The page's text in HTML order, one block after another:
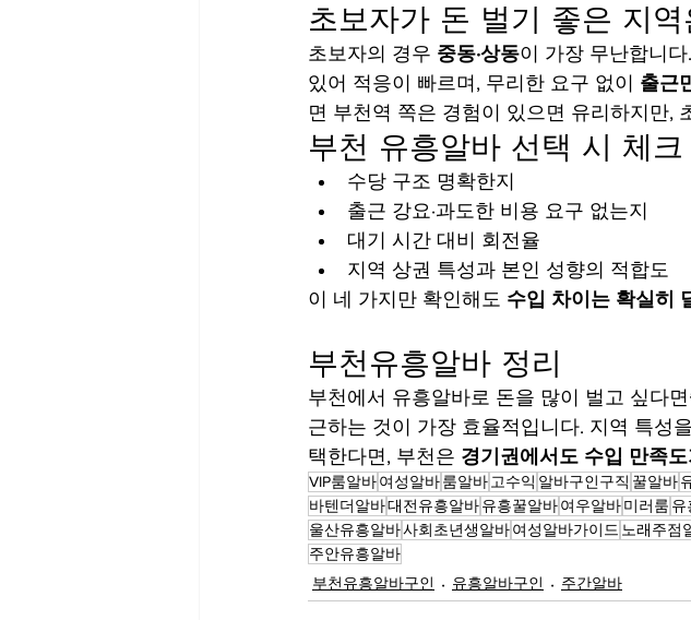
초보자가 돈 벌기 좋은 지역
초보자의 경우 중동·상동이 가장 무난합니
있어 적응이 빠르며, 무리한 요구 없이 출근
면 부천역 쪽은 경험이 있으면 유리하지만,
부천 유흥알바 선택 시 체크
수당 구조 명확한지
출근 강요·과도한 비용 요구 없는지
대기 시간 대비 회전율
지역 상권 특성과 본인 성향의 적합도
이 네 가지만 확인해도 수입 차이는 확실히
부천유흥알바 정리
부천에서 유흥알바로 돈을 많이 벌고 싶다면
근하는 것이 가장 효율적입니다. 지역 특성
택한다면, 부천은 경기권에서도 수입 만족
VIP룸알바여성알바룸알바 고수익 알바구인구직 꿀알바
바텐더알바대전유흥알바유흥꿀알바여우알바미러룸 유
울산유흥알바사회초년생알바여성알바가이드 노래주점
주안유흥알바
부천유흥알바구인
유흥알바구인 주간알바